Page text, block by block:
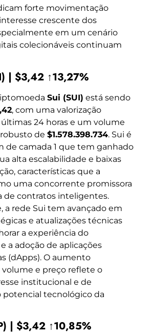
forte movimentação
crescente dos
em um cenário
colecionáveis continuam
| $3,42 ↑13,27%
Sui (SUI) está sendo
, com uma valorização
últimas 24 horas e um volume
de $1.578.398.734. Sui é
de camada 1 que tem ganhado
alta escalabilidade e baixas
características que a
uma concorrente promissora
de contratos inteligentes.
a rede Sui tem avançado em
e atualizações técnicas
a experiência do
a adoção de aplicações
(dApps). O aumento
e preço reflete o
institucional e de
potencial tecnológico da
| $3,42 ↑10,85%